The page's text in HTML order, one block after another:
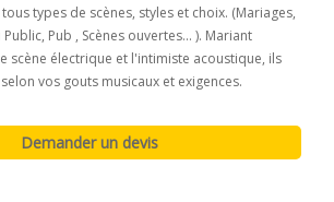
types de scènes, styles et choix. (Mariages,
Pub , Scènes ouvertes... ). Mariant
scène électrique et l'intimiste acoustique, ils
vos gouts musicaux et exigences.